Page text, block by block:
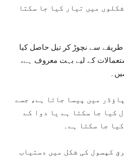
میں تیار کیا جا سکتا
سے نچوڑ کر تیل حاصل کیا
کے لیے بہت معروف ہے،
میں پیسا جاتا ہے، جسے
کیا جا سکتا ہے یا دوا کے
جا سکتا ہے۔
کپسول کی شکل میں دستیاب